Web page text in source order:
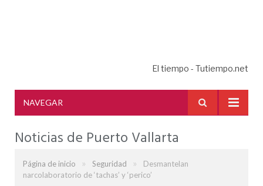
El tiempo - Tutiempo.net
NAVEGAR
Noticias de Puerto Vallarta
Página de inicio » Seguridad »
Desmantelan
narcolaboratorio de ‘tachas’ y ‘perico’